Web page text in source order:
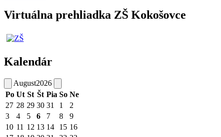
Virtuálna prehliadka ZŠ Kokošovce
Kalendár
August2026
Po Ut St Št Pia So Ne
27 28 29 30 31 1
2
3
4 5 6 7 8
9
10 11 12 13 14 15 16